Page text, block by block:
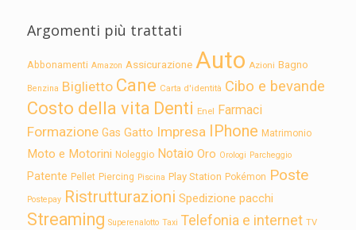
Argomenti più trattati
Abbonamenti Amazon Assicurazione Auto Azioni Bagno
Benzina Biglietto Cane Carta d'identità Cibo e bevande
Costo della vita Denti Enel Farmaci
Formazione Gas Gatto Impresa IPhone Matrimonio
Moto e Motorini Noleggio Notaio Oro Orologi Parcheggio
Patente Pellet Piercing Piscina Play Station Pokémon Poste
Postepay Ristrutturazioni Spedizione pacchi
Streaming Superenalotto Taxi Telefonia e internet TV